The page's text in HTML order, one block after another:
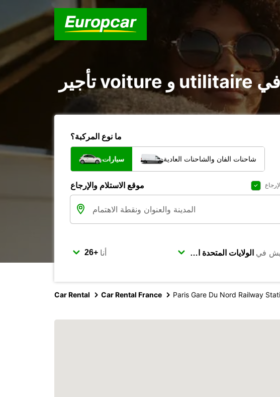
ما نوع المركبة؟
سيارات شاحنات الفان والشاحنات العادية
موقع الاستلام والإرجاع
أنا في
Car Rental Car Rental France Paris Gare Du Nord Railway